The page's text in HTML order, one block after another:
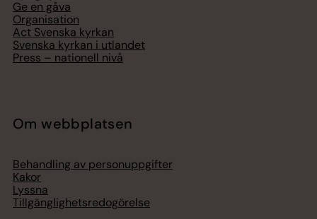
Ge en gåva
Organisation
Act Svenska kyrkan
Svenska kyrkan i utlandet
Press – nationell nivå
Om webbplatsen
Behandling av personuppgifter
Kakor
Lyssna
Tillgänglighetsredogörelse